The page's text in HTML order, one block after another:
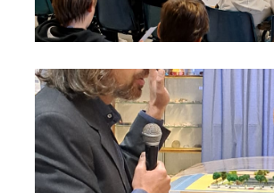
Cerv.I.A